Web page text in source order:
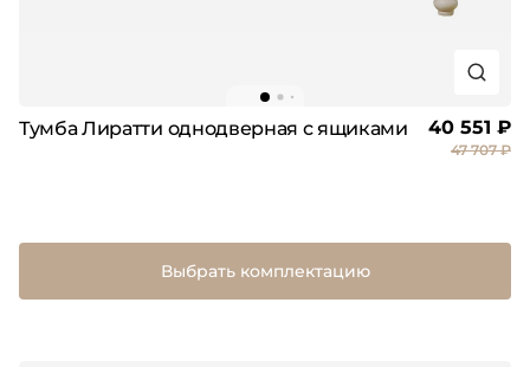
Тумба Лиратти однодверная с ящиками 40 551 ₽
47 707 ₽
Выбрать комплектацию